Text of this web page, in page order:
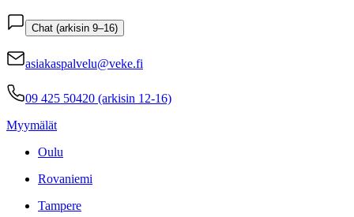
Chat (arkisin 9–16)
asiakaspalvelu@veke.fi
09 425 50420 (arkisin 12-16)
Myymälät
Oulu
Rovaniemi
Tampere